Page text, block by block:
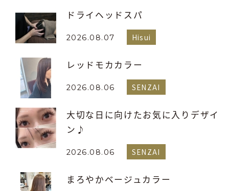
ドライヘッドスパ
2026.08.07 Hisui
レッドモカカラー
2026.08.06 SENZAI
大切な日に向けたお気に入りデザイ
ン♪
2026.08.06 SENZAI
まろやかベージュカラー